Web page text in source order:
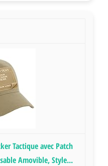
Tactique avec Patch
Amovible, Style...